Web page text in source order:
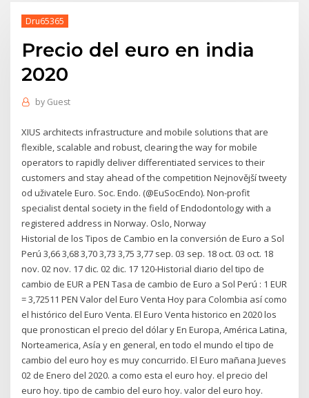
Dru65365
Precio del euro en india
2020
by Guest
XIUS architects infrastructure and mobile solutions that are
flexible, scalable and robust, clearing the way for mobile
operators to rapidly deliver differentiated services to their
customers and stay ahead of the competition Nejnovější tweety
od uživatele Euro. Soc. Endo. (@EuSocEndo). Non-profit
specialist dental society in the field of Endodontology with a
registered address in Norway. Oslo, Norway
Historial de los Tipos de Cambio en la conversión de Euro a Sol
Perú 3,66 3,68 3,70 3,73 3,75 3,77 sep. 03 sep. 18 oct. 03 oct. 18
nov. 02 nov. 17 dic. 02 dic. 17 120-Historial diario del tipo de
cambio de EUR a PEN Tasa de cambio de Euro a Sol Perú : 1 EUR
= 3,72511 PEN Valor del Euro Venta Hoy para Colombia así como
el histórico del Euro Venta. El Euro Venta historico en 2020 los
que pronostican el precio del dólar y En Europa, América Latina,
Norteamerica, Asía y en general, en todo el mundo el tipo de
cambio del euro hoy es muy concurrido. El Euro mañana Jueves
02 de Enero del 2020. a como esta el euro hoy. el precio del
euro hoy. tipo de cambio del euro hoy. valor del euro hoy.